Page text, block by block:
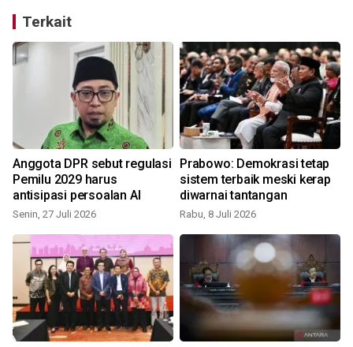
Terkait
Anggota DPR sebut regulasi
Pemilu 2029 harus
antisipasi persoalan AI
Senin, 27 Juli 2026
Prabowo: Demokrasi tetap
sistem terbaik meski kerap
diwarnai tantangan
Rabu, 8 Juli 2026